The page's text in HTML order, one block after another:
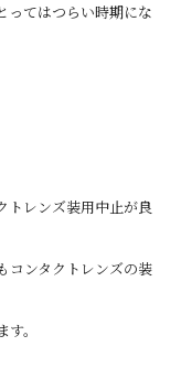
ってはつらい時期にな
トレンズ装用中止が良
コンタクトレンズの装
。